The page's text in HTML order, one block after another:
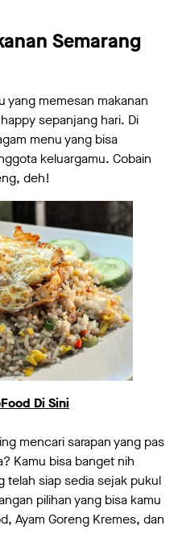
Semarang
yang memesan makanan
sepanjang hari. Di
menu yang bisa
keluargamu. Cobain
deh!
Di Sini
mencari sarapan yang pas
Kamu bisa banget nih
telah siap sedia sejak pukul
pilihan yang bisa kamu
Ayam Goreng Kremes, dan